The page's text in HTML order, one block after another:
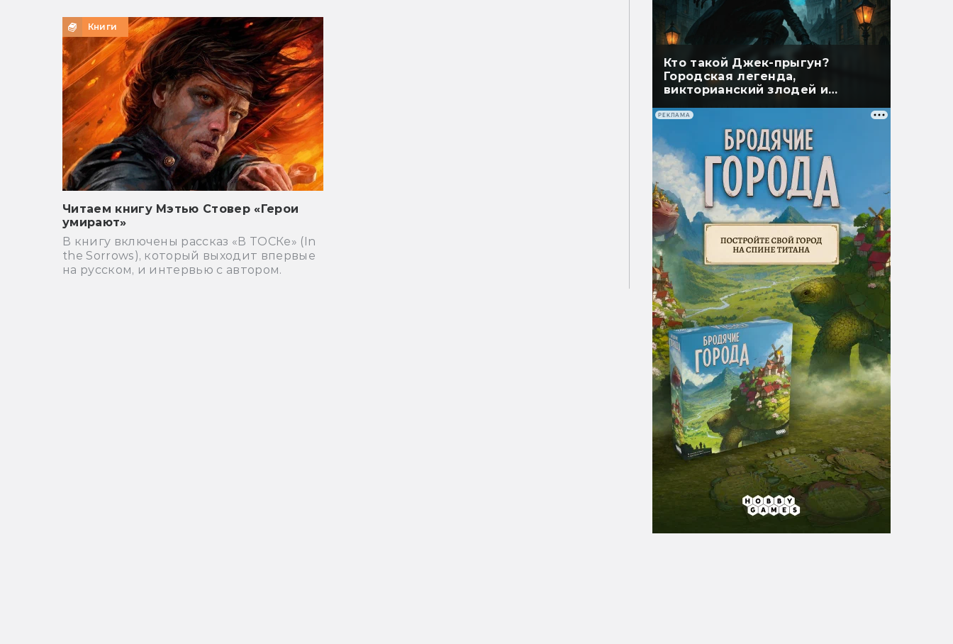
Книги
Читаем книгу Мэтью Стовер «Герои
умирают»
В книгу включены рассказ «В ТОСКе» (In
the Sorrows), который выходит впервые
на русском, и интервью с автором.
Кто такой Джек-прыгун?
Городская легенда,
викторианский злодей и
РЕКЛАМА